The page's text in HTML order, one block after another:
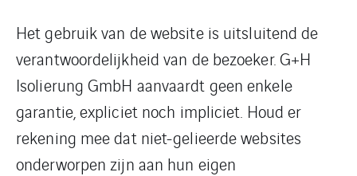
Het gebruik van de website is uitsluitend de
verantwoordelijkheid van de bezoeker. G+H
Isolierung GmbH aanvaardt geen enkele
garantie, expliciet noch impliciet. Houd er
rekening mee dat niet-gelieerde websites
onderworpen zijn aan hun eigen